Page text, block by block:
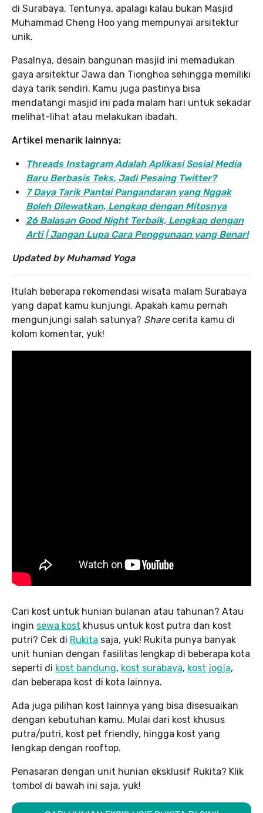
di Surabaya. Tentunya, apalagi kalau bukan Masjid
Muhammad Cheng Hoo yang mempunyai arsitektur
unik.
Pasalnya, desain bangunan masjid ini memadukan
gaya arsitektur Jawa dan Tionghoa sehingga memiliki
daya tarik sendiri. Kamu juga pastinya bisa
mendatangi masjid ini pada malam hari untuk sekadar
melihat-lihat atau melakukan ibadah.
Artikel menarik lainnya:
Threads Instagram Adalah Aplikasi Sosial Media
Baru Berbasis Teks, Jadi Pesaing Twitter?
7 Daya Tarik Pantai Pangandaran yang Nggak
Boleh Dilewatkan, Lengkap dengan Mitosnya
26 Balasan Good Night Terbaik, Lengkap dengan
Arti | Jangan Lupa Cara Penggunaan yang Benar!
Updated by Muhamad Yoga
Itulah beberapa rekomendasi wisata malam Surabaya
yang dapat kamu kunjungi. Apakah kamu pernah
mengunjungi salah satunya? Sharecerita kamu di
kolom komentar, yuk!
Cari kost untuk hunian bulanan atau tahunan? Atau
ingin sewa kost khusus untuk kost putra dan kost
putri? Cek di Rukita saja, yuk! Rukita punya banyak
unit hunian dengan fasilitas lengkap di beberapa kota
seperti di kost bandung, kost surabaya, kost jogja,
dan beberapa kost di kota lainnya.
Ada juga pilihan kost lainnya yang bisa disesuaikan
dengan kebutuhan kamu. Mulai dari kost khusus
putra/putri, kost pet friendly, hingga kost yang
lengkap dengan rooftop.
Penasaran dengan unit hunian eksklusif Rukita? Klik
tombol di bawah ini saja, yuk!